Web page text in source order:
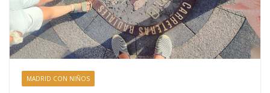
MADRID CON NIÑOS